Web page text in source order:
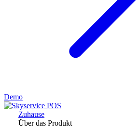
Demo
Zuhause
Über das Produkt